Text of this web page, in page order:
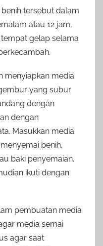
tersebut dalam
atau 12 jam,
gelap selama
menyiapkan media
yang subur
dengan
dengan
Masukkan media
benih,
baki penyemaian,
ikuti dengan
pembuatan media
media semai
agar saat